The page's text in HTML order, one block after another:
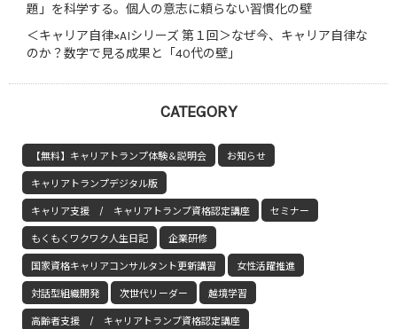
題」を科学する。個人の意志に頼らない習慣化の壁
＜キャリア自律×AIシリーズ 第１回＞なぜ今、キャリア自律な
のか？数字で見る成果と「40代の壁」
CATEGORY
【無料】キャリアトランプ体験＆説明会 お知らせ
キャリアトランプデジタル版
キャリア支援 / キャリアトランプ資格認定講座 セミナー
もくもくワクワク人生日記 企業研修
国家資格キャリアコンサルタント更新講習 女性活躍推進
対話型組織開発 次世代リーダー 越境学習
高齢者支援 / キャリアトランプ資格認定講座